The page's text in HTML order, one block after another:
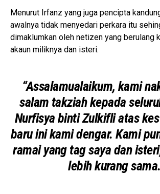
Menurut Irfanz yang juga pencipta
awalnya tidak menyedari perkara itu
dimaklumkan oleh netizen yang berulang
akaun miliknya dan isteri.
“Assalamualaikum, kami
salam takziah kepada
Nurfisya binti Zulkifli atas
baru ini kami dengar. Kami
ramai yang tag saya dan
lebih kurang sama.